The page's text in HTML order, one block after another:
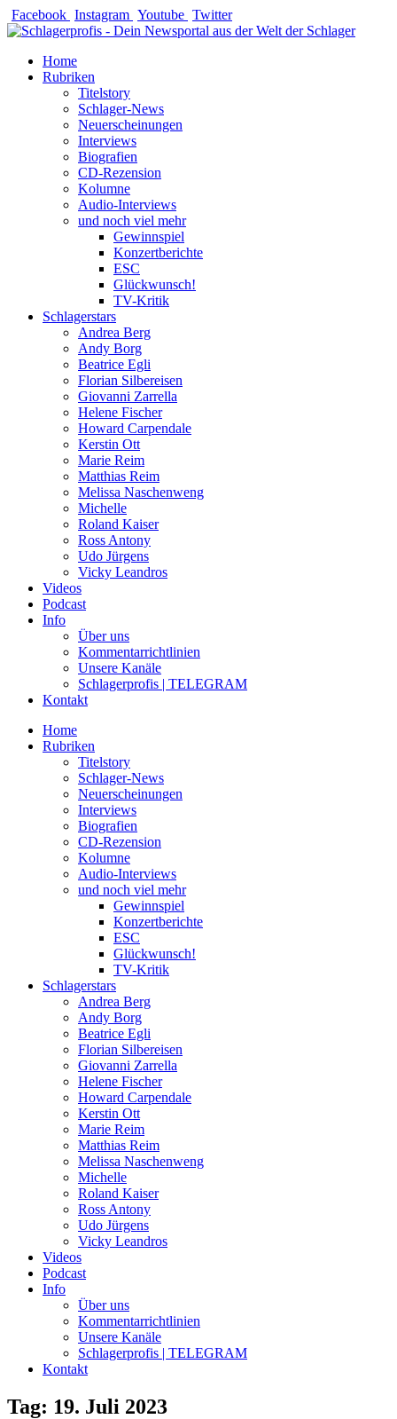
Zum
Inhalt
Facebook Instagram Youtube Twitter
Home
Rubriken
Titelstory
Schlager-News
Neuerscheinungen
Interviews
Biografien
CD-Rezension
Kolumne
Audio-Interviews
und noch viel mehr
Gewinnspiel
Konzertberichte
ESC
Glückwunsch!
TV-Kritik
Schlagerstars
Andrea Berg
Andy Borg
Beatrice Egli
Florian Silbereisen
Giovanni Zarrella
Helene Fischer
Howard Carpendale
Kerstin Ott
Marie Reim
Matthias Reim
Melissa Naschenweng
Michelle
Roland Kaiser
Ross Antony
Udo Jürgens
Vicky Leandros
Videos
Podcast
Info
Über uns
Kommentarrichtlinien
Unsere Kanäle
Schlagerprofis | TELEGRAM
Kontakt
Home
Rubriken
Titelstory
Schlager-News
Neuerscheinungen
Interviews
Biografien
CD-Rezension
Kolumne
Audio-Interviews
und noch viel mehr
Gewinnspiel
Konzertberichte
ESC
Glückwunsch!
TV-Kritik
Schlagerstars
Andrea Berg
Andy Borg
Beatrice Egli
Florian Silbereisen
Giovanni Zarrella
Helene Fischer
Howard Carpendale
Kerstin Ott
Marie Reim
Matthias Reim
Melissa Naschenweng
Michelle
Roland Kaiser
Ross Antony
Udo Jürgens
Vicky Leandros
Videos
Podcast
Info
Über uns
Kommentarrichtlinien
Unsere Kanäle
Schlagerprofis | TELEGRAM
Kontakt
Tag: 19. Juli 2023